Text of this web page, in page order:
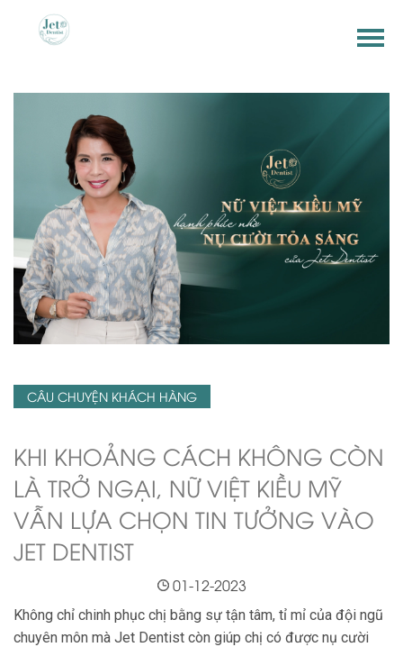
CÂU CHUYỆN KHÁCH HÀNG
KHI KHOẢNG CÁCH KHÔNG CÒN
LÀ TRỞ NGẠI, NỮ VIỆT KIỀU MỸ
VẪN LỰA CHỌN TIN TƯỞNG VÀO
JET DENTIST
01-12-2023
Không chỉ chinh phục chị bằng sự tận tâm, tỉ mỉ của đội ngũ
chuyên môn mà Jet Dentist còn giúp chị có được nụ cười